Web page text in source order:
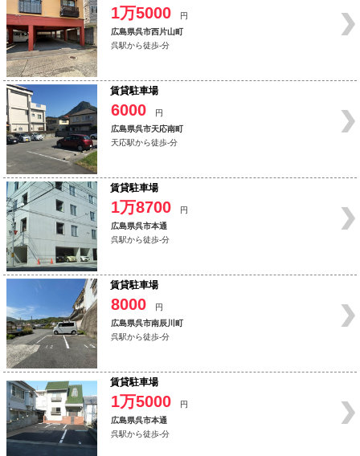
1万5000
円
広島県呉市西片山町
呉駅から徒歩-分
賃貸駐車場
6000
円
広島県呉市天応南町
天応駅から徒歩-分
賃貸駐車場
1万8700
円
広島県呉市本通
呉駅から徒歩-分
賃貸駐車場
8000
円
広島県呉市南辰川町
呉駅から徒歩-分
賃貸駐車場
1万5000
円
広島県呉市本通
呉駅から徒歩-分